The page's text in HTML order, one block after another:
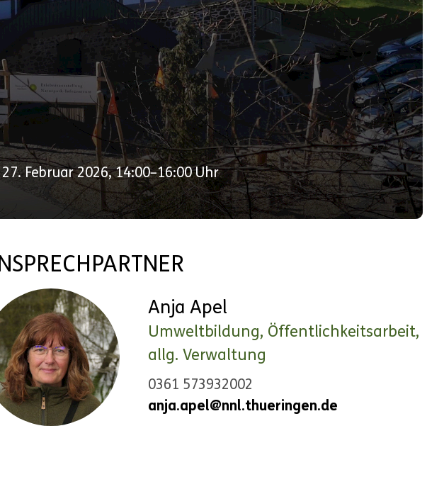
27. Februar 2026, 14:00–16:00 Uhr
Anja Apel
Umweltbildung, Öffentlichkeitsarbeit,
allg. Verwaltung
0361 573932002
anja.apel@nnl.thueringen.de